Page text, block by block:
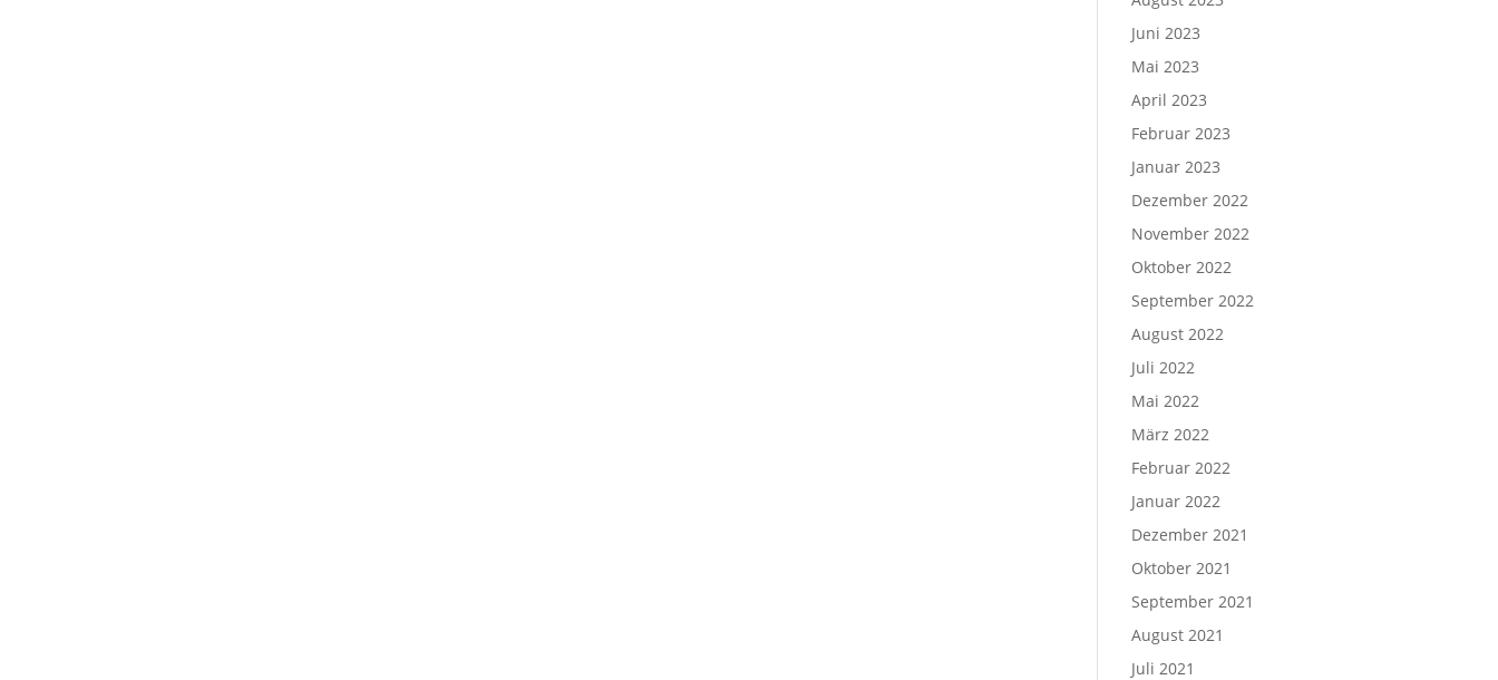
Juni 2023
Mai 2023
April 2023
Februar 2023
Januar 2023
Dezember 2022
November 2022
Oktober 2022
September 2022
August 2022
Juli 2022
Mai 2022
März 2022
Februar 2022
Januar 2022
Dezember 2021
Oktober 2021
September 2021
August 2021
Juli 2021